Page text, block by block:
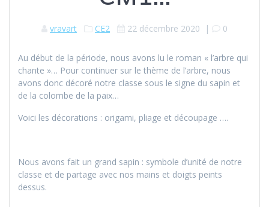
vravart CE2 22 décembre 2020 | 0
Au début de la période, nous avons lu le roman « l’arbre qui
chante »… Pour continuer sur le thème de l’arbre, nous
avons donc décoré notre classe sous le signe du sapin et
de la colombe de la paix…
Voici les décorations : origami, pliage et découpage ….
Nous avons fait un grand sapin : symbole d’unité de notre
classe et de partage avec nos mains et doigts peints
dessus.